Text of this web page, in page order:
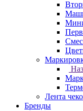
Лента
Бренды